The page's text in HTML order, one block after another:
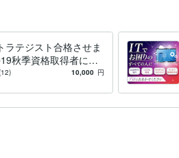
ラテジスト合格させま
秋季資格取得者によ
指導
10,000 円